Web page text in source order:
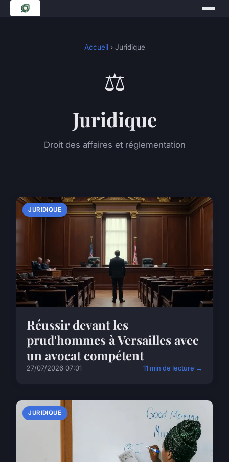
Accueil› Juridique
⚖️
Juridique
Droit des affaires et réglementation
JURIDIQUE
Réussir devant les
prud'hommes à Versailles avec
un avocat compétent
27/07/2026 07:01 11 min de lecture →
JURIDIQUE